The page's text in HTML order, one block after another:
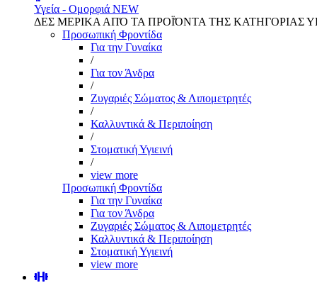
Υγεία - Ομορφιά NEW
ΔΕΣ ΜΕΡΙΚΑ ΑΠΌ ΤΑ ΠΡΟΪΌΝΤΑ ΤΗΣ ΚΑΤΗΓΟΡΙΑΣ
Προσωπική Φροντίδα
Για την Γυναίκα
/
Για τον Άνδρα
/
Ζυγαριές Σώματος & Λιπομετρητές
/
Καλλυντικά & Περιποίηση
/
Στοματική Υγιεινή
/
view more
Προσωπική Φροντίδα
Για την Γυναίκα
Για τον Άνδρα
Ζυγαριές Σώματος & Λιπομετρητές
Καλλυντικά & Περιποίηση
Στοματική Υγιεινή
view more